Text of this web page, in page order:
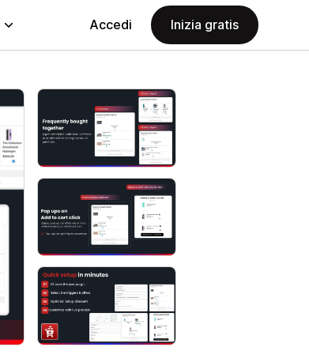
Accedi Inizia gratis